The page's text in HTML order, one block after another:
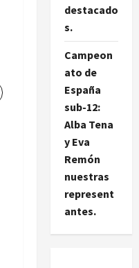
destacado
s.
Campeon
ato de
España
sub-12:
Alba Tena
y Eva
Remón
nuestras
represent
antes.